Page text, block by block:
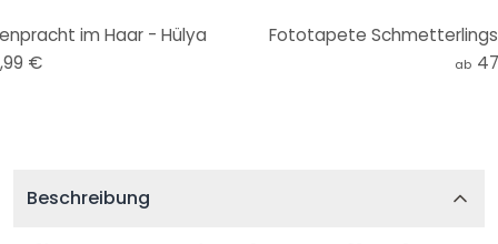
im Haar - Hülya
€
Fototapete
ab
Beschreibung